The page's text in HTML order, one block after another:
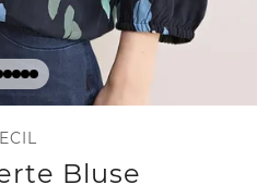
Bluse